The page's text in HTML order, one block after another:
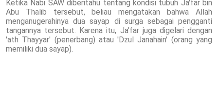
Ketika Nabi SAW diberitahu tentang kondisi tubuh Ja'far bin
Abu Thalib tersebut, beliau mengatakan bahwa Allah
menganugerahinya dua sayap di surga sebagai pengganti
tangannya tersebut. Karena itu, Ja'far juga digelari dengan
'ath Thayyar' (penerbang) atau 'Dzul Janahain' (orang yang
memiliki dua sayap).